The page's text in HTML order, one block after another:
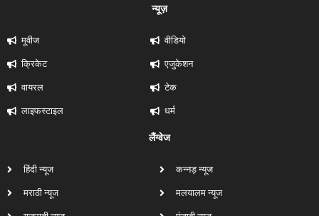
न्यूज़
मूवीज
क्रिकेट
वायरल
लाइफस्टाइल
वीडियो
एजुकेशन
टेक
धर्म
लैंग्वेज
हिंदी न्यूज
मराठी न्यूज
कन्नड़ न्यूज
मलयालम न्यूज